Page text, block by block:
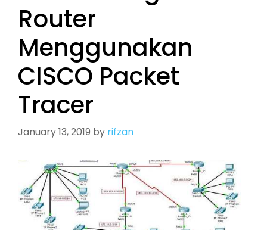
Router
Menggunakan
CISCO Packet
Tracer
January 13, 2019 by rifzan